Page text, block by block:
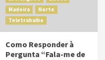
Madeira
Norte
Teletrabalho
Como Responder à
Pergunta “Fala-me de